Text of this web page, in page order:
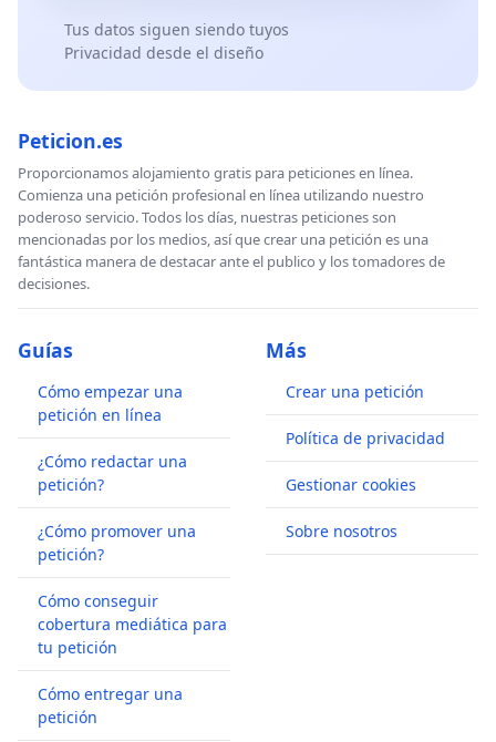
Tus datos siguen siendo tuyos
Privacidad desde el diseño
Peticion.es
Proporcionamos alojamiento gratis para peticiones en línea.
Comienza una petición profesional en línea utilizando nuestro
poderoso servicio. Todos los días, nuestras peticiones son
mencionadas por los medios, así que crear una petición es una
fantástica manera de destacar ante el publico y los tomadores de
decisiones.
Guías
Cómo empezar una
petición en línea
¿Cómo redactar una
petición?
¿Cómo promover una
petición?
Cómo conseguir
cobertura mediática para
tu petición
Cómo entregar una
petición
Más
Crear una petición
Política de privacidad
Gestionar cookies
Sobre nosotros